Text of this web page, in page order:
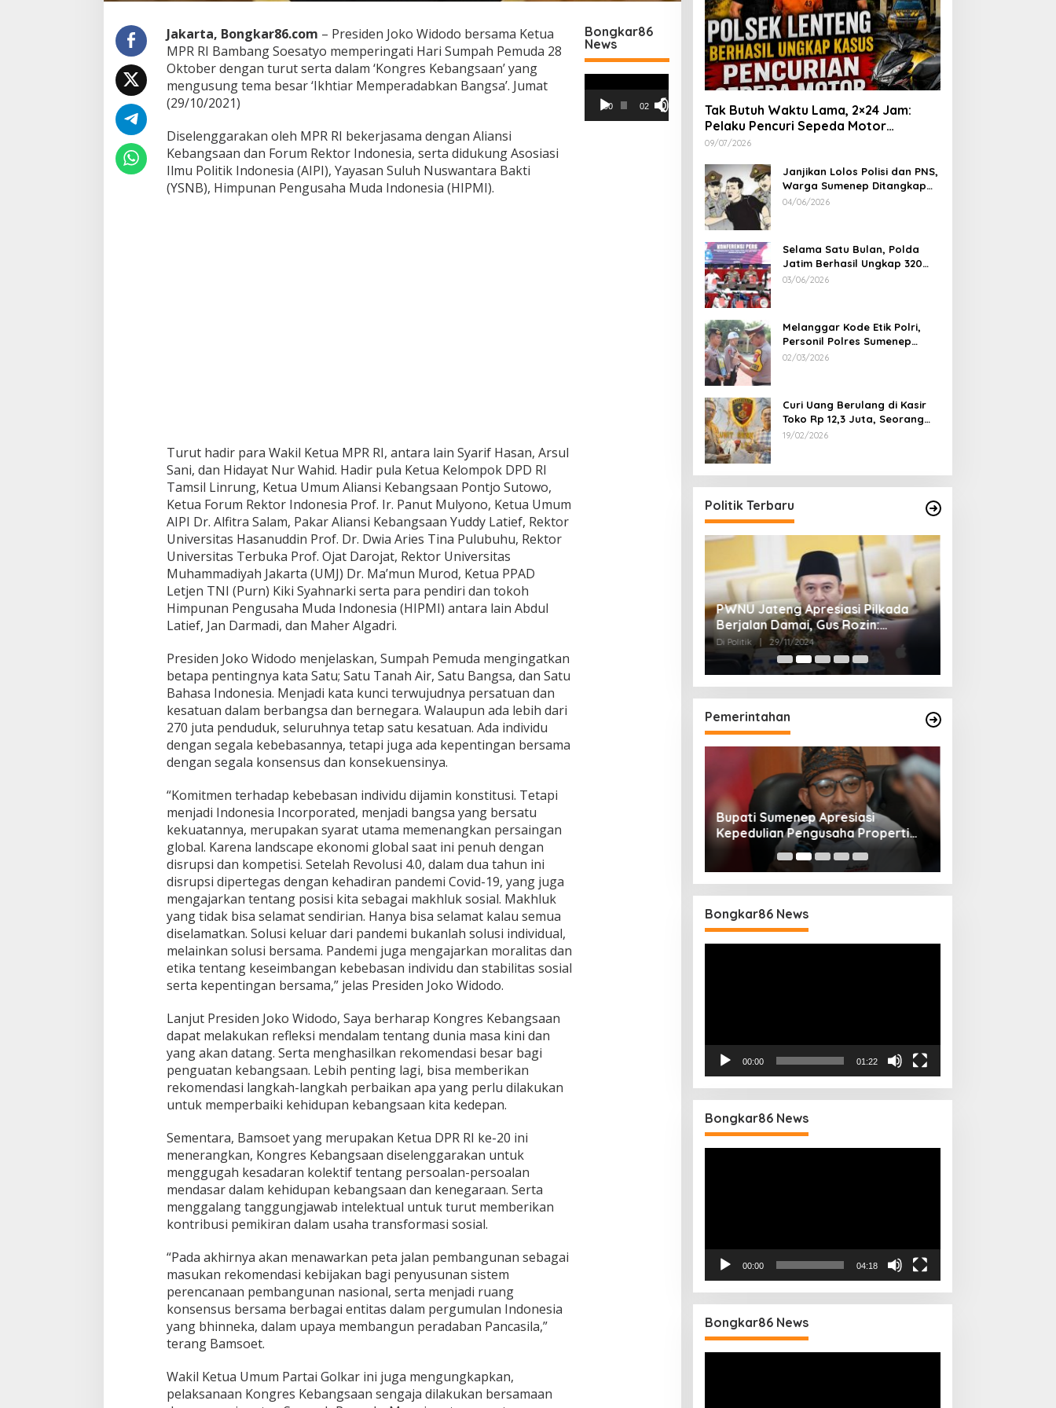
a
h
P
e
m
u
d
Jakarta, Bongkar86.com – Presiden Joko Widodo bersama Ketua
MPR RI Bambang Soesatyo memperingati Hari Sumpah Pemuda 28
Oktober dengan turut serta dalam ‘Kongres Kebangsaan’ yang
mengusung tema besar ‘Ikhtiar Memperadabkan Bangsa’. Jumat
(29/10/2021)
Diselenggarakan oleh MPR RI bekerjasama dengan Aliansi
Kebangsaan dan Forum Rektor Indonesia, serta didukung Asosiasi
Ilmu Politik Indonesia (AIPI), Yayasan Suluh Nuswantara Bakti
(YSNB), Himpunan Pengusaha Muda Indonesia (HIPMI).
Turut hadir para Wakil Ketua MPR RI, antara lain Syarif Hasan, Arsul
Sani, dan Hidayat Nur Wahid. Hadir pula Ketua Kelompok DPD RI
Tamsil Linrung, Ketua Umum Aliansi Kebangsaan Pontjo Sutowo,
Ketua Forum Rektor Indonesia Prof. Ir. Panut Mulyono, Ketua Umum
AIPI Dr. Alfitra Salam, Pakar Aliansi Kebangsaan Yuddy Latief, Rektor
Universitas Hasanuddin Prof. Dr. Dwia Aries Tina Pulubuhu, Rektor
Universitas Terbuka Prof. Ojat Darojat, Rektor Universitas
Muhammadiyah Jakarta (UMJ) Dr. Ma’mun Murod, Ketua PPAD
Letjen TNI (Purn) Kiki Syahnarki serta para pendiri dan tokoh
Himpunan Pengusaha Muda Indonesia (HIPMI) antara lain Abdul
Latief, Jan Darmadi, dan Maher Algadri.
Presiden Joko Widodo menjelaskan, Sumpah Pemuda mengingatkan
betapa pentingnya kata Satu; Satu Tanah Air, Satu Bangsa, dan Satu
Bahasa Indonesia. Menjadi kata kunci terwujudnya persatuan dan
kesatuan dalam berbangsa dan bernegara. Walaupun ada lebih dari
270 juta penduduk, seluruhnya tetap satu kesatuan. Ada individu
dengan segala kebebasannya, tetapi juga ada kepentingan bersama
dengan segala konsensus dan konsekuensinya.
“Komitmen terhadap kebebasan individu dijamin konstitusi. Tetapi
menjadi Indonesia Incorporated, menjadi bangsa yang bersatu
kekuatannya, merupakan syarat utama memenangkan persaingan
global. Karena landscape ekonomi global saat ini penuh dengan
disrupsi dan kompetisi. Setelah Revolusi 4.0, dalam dua tahun ini
disrupsi dipertegas dengan kehadiran pandemi Covid-19, yang juga
mengajarkan tentang posisi kita sebagai makhluk sosial. Makhluk
yang tidak bisa selamat sendirian. Hanya bisa selamat kalau semua
diselamatkan. Solusi keluar dari pandemi bukanlah solusi individual,
melainkan solusi bersama. Pandemi juga mengajarkan moralitas dan
etika tentang keseimbangan kebebasan individu dan stabilitas sosial
serta kepentingan bersama,” jelas Presiden Joko Widodo.
Lanjut Presiden Joko Widodo, Saya berharap Kongres Kebangsaan
dapat melakukan refleksi mendalam tentang dunia masa kini dan
yang akan datang. Serta menghasilkan rekomendasi besar bagi
penguatan kebangsaan. Lebih penting lagi, bisa memberikan
rekomendasi langkah-langkah perbaikan apa yang perlu dilakukan
untuk memperbaiki kehidupan kebangsaan kita kedepan.
Sementara, Bamsoet yang merupakan Ketua DPR RI ke-20 ini
menerangkan, Kongres Kebangsaan diselenggarakan untuk
menggugah kesadaran kolektif tentang persoalan-persoalan
mendasar dalam kehidupan kebangsaan dan kenegaraan. Serta
menggalang tanggungjawab intelektual untuk turut memberikan
kontribusi pemikiran dalam usaha transformasi sosial.
“Pada akhirnya akan menawarkan peta jalan pembangunan sebagai
masukan rekomendasi kebijakan bagi penyusunan sistem
perencanaan pembangunan nasional, serta menjadi ruang
konsensus bersama berbagai entitas dalam pergumulan Indonesia
yang bhinneka, dalam upaya membangun peradaban Pancasila,”
terang Bamsoet.
Wakil Ketua Umum Partai Golkar ini juga mengungkapkan,
pelaksanaan Kongres Kebangsaan sengaja dilakukan bersamaan
Bongkar86
News
Video
00:00 02:42
Tak Butuh Waktu Lama, 2×24 Jam:
Pelaku Pencuri Sepeda Motor
Langsung Diringkus Polsek Lenteng di
09/07/2026
Janjikan Lolos Polisi dan PNS,
Warga Sumenep Ditangkap
Polres Sampang, Korban Rugi
04/06/2026
Selama Satu Bulan, Polda
Jatim Berhasil Ungkap 320
Kasus Kejahatan Jalanan, BB
03/06/2026
Melanggar Kode Etik Polri,
Personil Polres Sumenep
Dipecat
02/03/2026
Curi Uang Berulang di Kasir
Toko Rp 12,3 Juta, Seorang
Pemuda Diamankan Tim
19/02/2026
Politik Terbaru
Ketua Komisi II DPR RI: Pilkada
PWNU Jateng Apresiasi Pilkada
Berjalan Damai, Gus Rozin:
Cerminan Kedewasaan Politik
Masyarakat
Di Politik | 29/11/2024
Pemerintahan
Pemkab Sumenep Salurkan
Tunjangan Guru Ngaji, Bupati
Fauzi: Guru Ngaji Berperan
Strategis Bangun Akhlak Generasi
Bupati Sumenep Apresiasi
Kepedulian Pengusaha Properti
Bantu Korban Gempa
Bongkar86 News
00:00 01:22
Bongkar86 News
00:00 04:18
Bongkar86 News